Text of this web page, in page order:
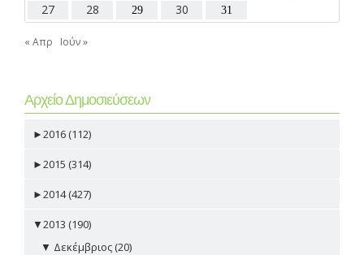
27
28 29 30 31
« Απρ Ιούν »
Αρχείο Δημοσιεύσεων
►2016 (112)
►2015 (314)
►2014 (427)
▼2013 (190)
▼ Δεκέμβριος (20)